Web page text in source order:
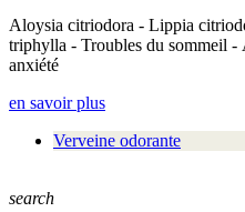
Aloysia citriodora - Lippia
triphylla - Troubles du sommeil -
anxiété
en savoir plus
Verveine odorante
search